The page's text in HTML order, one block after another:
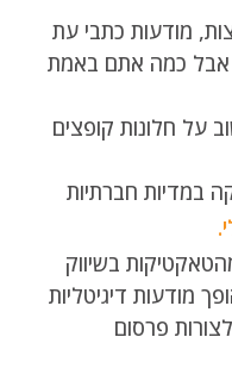
מודעות כתבי עת
אבל כמה אתם באמת
על חלונות קופצים
במדיות חברתיות
בשיווק
מודעות דיגיטליות
פרסום